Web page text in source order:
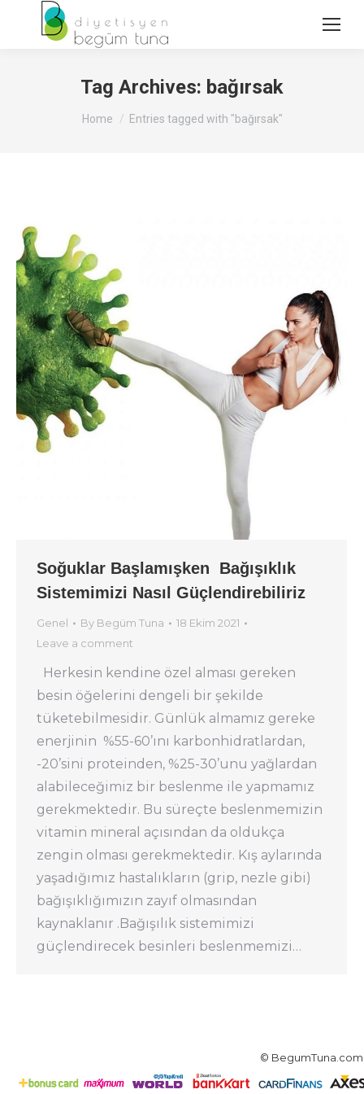
Tag Archives: bağırsak
You are here:
Home Entries tagged with "bağırsak"
Soğuklar Başlamışken Bağışıklık
Sistemimizi Nasıl Güçlendirebiliriz
Genel By Begüm Tuna
18 Ekim 2021
Leave a comment
Herkesin kendine özel alması gereken
besin öğelerini dengeli bir şekilde
tüketebilmesidir. Günlük almamız gereke
enerjinin %55-60’ını karbonhidratlardan,
-20’sini proteinden, %25-30’unu yağlardan
alabileceğimiz bir beslenme ile yapmamız
gerekmektedir. Bu süreçte beslenmemizin
vitamin mineral açısından da oldukça
zengin olması gerekmektedir. Kış aylarında
yaşadığımız hastalıkların (grip, nezle gibi)
bağışıklığımızın zayıf olmasından
kaynaklanır .Bağışılık sistemimizi
güçlendirecek besinleri beslenmemizi…
© BegumTuna.com